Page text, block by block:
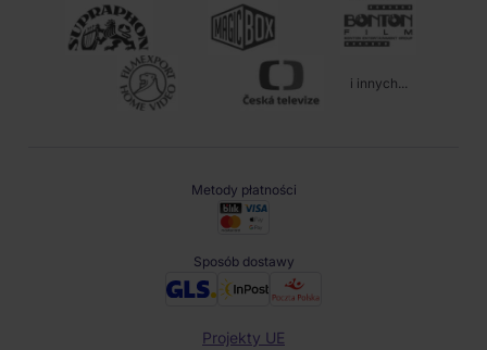
i innych...
Metody płatności
Sposób dostawy
Projekty UE